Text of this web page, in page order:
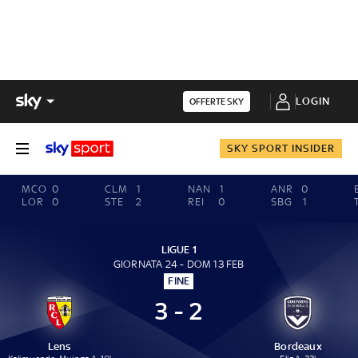
OFFERTE SKY LOGIN
SKY SPORT INSIDER
MCO 0
LOR
0
CLM
1
STE
2
NAN
1
REI
0
ANR
0
SBG
1
LIGUE 1
GIORNATA 24 - DOM 13 FEB
FINE
Lens
3 - 2
Bordeaux